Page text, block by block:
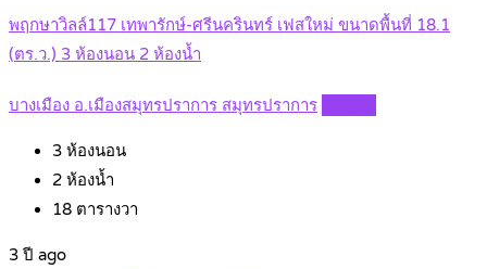
พฤกษาวิลล์117 เทพารักษ์-ศรีนครินทร์ เฟสใหม่ ขนาดพื้นที่ 18.1
(ตร.ว.) 3 ห้องนอน 2 ห้องน้ำ
บางเมือง อ.เมืองสมุทรปราการ สมุทรปราการ
3 ห้องนอน
2 ห้องน้ำ
18 ตารางวา
3 ปี ago